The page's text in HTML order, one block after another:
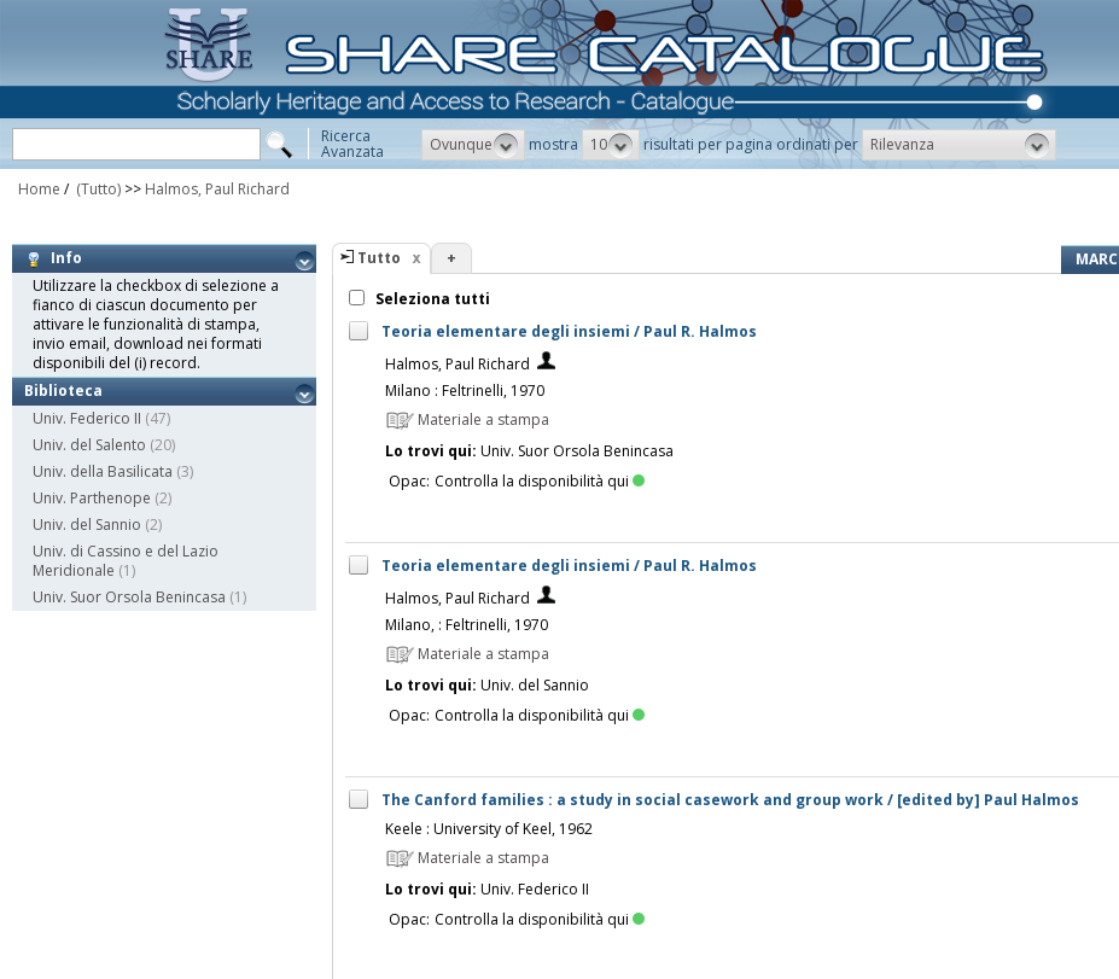
Ricerca
Avanzata Ovunque mostra 10 risultati per pagina ordinati per Rilevanza
Home / (Tutto) >> Halmos, Paul Richard
Info
Utilizzare la checkbox di selezione a
fianco di ciascun documento per
attivare le funzionalità di stampa,
invio email, download nei formati
disponibili del (i) record.
Biblioteca
Univ. Federico II (47)
Univ. del Salento (20)
Univ. della Basilicata (3)
Univ. Parthenope (2)
Univ. del Sannio (2)
Univ. di Cassino e del Lazio
Meridionale (1)
Univ. Suor Orsola Benincasa (1)
Tutto + MARC
Seleziona tutti
Teoria elementare degli insiemi / Paul R. Halmos
Halmos, Paul Richard
Milano : Feltrinelli, 1970
Materiale a stampa
Lo trovi qui: Univ. Suor Orsola Benincasa
Opac: Controlla la disponibilità qui
Teoria elementare degli insiemi / Paul R. Halmos
Halmos, Paul Richard
Milano, : Feltrinelli, 1970
Materiale a stampa
Lo trovi qui: Univ. del Sannio
Opac: Controlla la disponibilità qui
The Canford families : a study in social casework and group work / [edited by] Paul Halmos
Keele : University of Keel, 1962
Materiale a stampa
Lo trovi qui: Univ. Federico II
Opac: Controlla la disponibilità qui